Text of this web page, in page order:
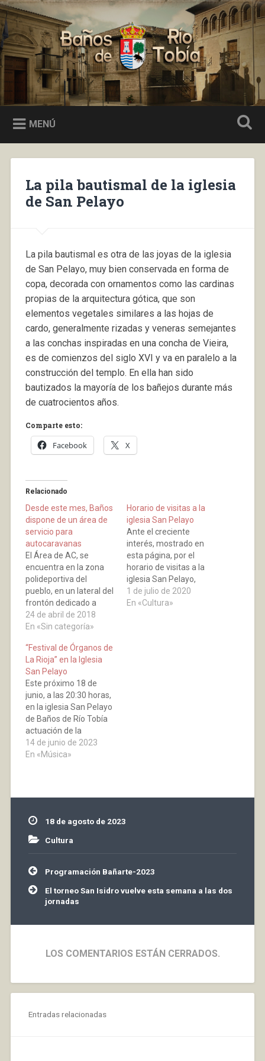
Saltar
al
contenido
Buscar
Baños de Río Tobía
MENÚ
La pila bautismal de la iglesia
de San Pelayo
La pila bautismal es otra de las joyas de la iglesia
de San Pelayo, muy bien conservada en forma de
copa, decorada con ornamentos como las cardinas
propias de la arquitectura gótica, que son
elementos vegetales similares a las hojas de
cardo, generalmente rizadas y veneras semejantes
a las conchas inspiradas en una concha de Vieira,
es de comienzos del siglo XVI y va en paralelo a la
construcción del templo. En ella han sido
bautizados la mayoría de los bañejos durante más
de cuatrocientos años.
Comparte esto:
Facebook X
Relacionado
Desde este mes, Baños
dispone de un área de
servicio para
autocaravanas
El Área de AC, se
encuentra en la zona
polideportiva del
pueblo, en un lateral del
frontón dedicado a
Barberito I, al lado de
las piscinas, del
pistas de padel y del
campo de fútbol. A 5
minutos del centro del
pueblo. Baños esta
enclavado en un…
24 de abril de 2018
En «Sin categoría»
Horario de visitas a la
iglesia San Pelayo
Ante el creciente
interés, mostrado en
esta página, por el
horario de visitas a la
iglesia San Pelayo,
podemos deciros que
es el siguiente: Horario
1 de julio de 2020
En «Cultura»
“Festival de Órganos de
La Rioja” en la Iglesia
San Pelayo
Este próximo 18 de
junio, a las 20:30 horas,
en la iglesia San Pelayo
de Baños de Río Tobía
actuación de la
clavecinista y organista
Sara Johnson Huidobro,
europeo, y que estará
acompañada…
14 de junio de 2023
En «Música»
18 de agosto de 2023
Cultura
Navegación
de
entradas
Programación Bañarte-2023
El torneo San Isidro vuelve esta semana a las dos
jornadas
LOS COMENTARIOS ESTÁN CERRADOS.
Entradas relacionadas